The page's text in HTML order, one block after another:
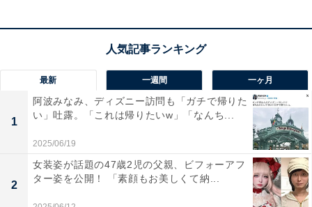
最新 一週間 一ヶ月
1
阿波みなみ、ディズニー訪問も「ガチで帰りた
い」吐露。「これは帰りたいw」「なんち...
2025/06/19
2
女装姿が話題の47歳2児の父親、ビフォーアフ
ター姿を公開！ 「素顔もお美しくて納...